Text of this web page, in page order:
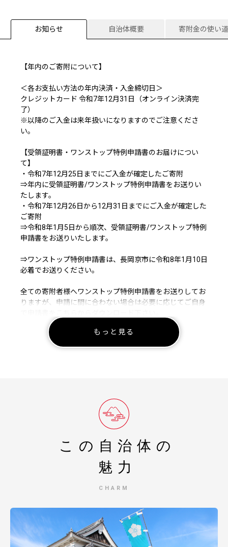
お知らせ 自治体概要 寄附金の使い道
【年内のご寄附について】
＜各お支払い方法の年内決済・入金締切日＞
クレジットカード 令和7年12月31日（オンライン決済完
了）
※以降のご入金は来年扱いになりますのでご注意くださ
い。
【受領証明書・ワンストップ特例申請書のお届けについ
て】
・令和7年12月25日までにご入金が確定したご寄附
⇒年内に受領証明書/ワンストップ特例申請書をお送りい
たします。
・令和7年12月26日から12月31日までにご入金が確定した
ご寄附
⇒令和8年1月5日から順次、受領証明書/ワンストップ特例
申請書をお送りいたします。
⇒ワンストップ特例申請書は、長岡京市に令和8年1月10日
必着でお送りください。
全ての寄附者様へワンストップ特例申請書をお送りしてお
りますが、申請に間に合わない場合は必要に応じてご自身
《ワンストップ特例申請書 ダウンロードURL》
京都府長岡京市開田一丁目1番1号
長岡京市役所 広報発信課
提出期限：令和8年1月10日（土）必着
---------------------------------------------------------------------
もっと見る
この自治体の
魅力
CHARM